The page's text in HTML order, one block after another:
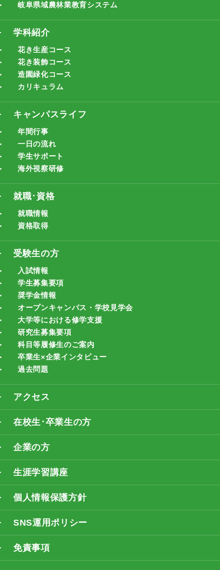
岐阜県域農林業教育システム
学科紹介
花き生産コース
花き装飾コース
造園緑化コース
カリキュラム
キャンパスライフ
年間行事
一日の流れ
学生サポート
海外視察研修
就職･資格
就職情報
資格取得
受験生の方
入試情報
学生募集要項
奨学金情報
オープンキャンパス・学校見学会
大学等における修学支援
研究生募集要項
科目等履修生のご案内
卒業生×企業インタビュー
過去問題
アクセス
在校生･卒業生の方
企業の方
生涯学習講座
個人情報保護方針
SNS運用ポリシー
免責事項